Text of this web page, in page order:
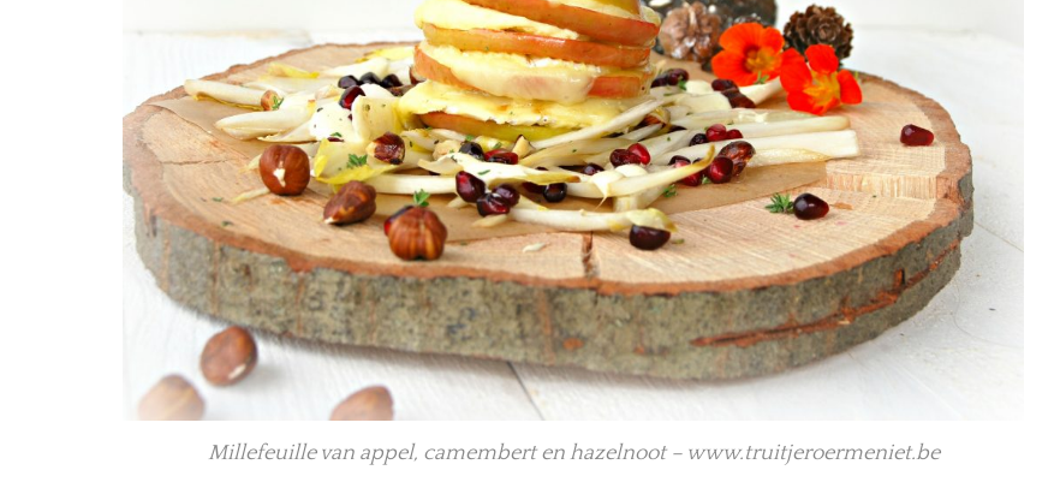
Millefeuille van appel, camembert en hazelnoot – www.truitjeroermeniet.be